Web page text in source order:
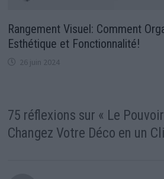
Rangement Visuel: Comment
Esthétique et Fonctionnalité!
26 juin 2024
75 réflexions sur « Le
Changez Votre Déco en un